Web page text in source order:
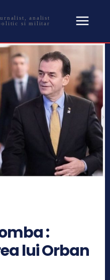
analist
si militar
:
lui Orban